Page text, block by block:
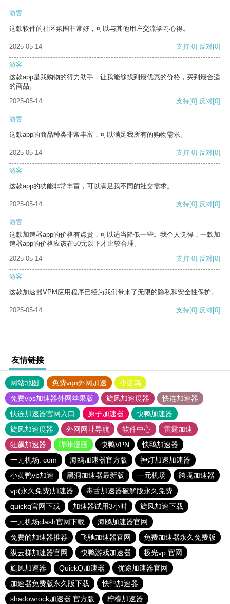
游客
这款软件的社区氛围非常好，可以与其他用户交流学习心得。
2025-05-14 支持[0] 反对[0]
游客
这款app是我购物的得力助手，让我能够找到最优惠的价格，买到最合适
的商品。
2025-05-14
支持[0] 反对[0]
游客
这款app的商品种类非常丰富，可以满足我所有的购物需求。
2025-05-14 支持[0] 反对[0]
游客
这款app的功能非常丰富，可以满足我不同的社交需求。
2025-05-14 支持[0] 反对[0]
游客
这款加速器app的价格有点贵，可以适当降低一些。我个人觉得，一款加
速器app的价格应该在50元以下才比较合理。
2025-05-14
支持[0] 反对[0]
游客
这款加速器VPM应用程序已经为我们带来了无限的隐私和安全性保护。
2025-05-14 支持[0] 反对[0]
友情链接
网站地图 免费vqn外网加速
小蓝鸟
免费vps加速器外网苹果版
旋风加速度器
快连加速器
快连加速器官网入口
原子加速器
快鸭加速器
旋风加速度器
外网网址导航 软件中心
雷霆加速
狂飙加速器
哔咔漫画 快鸭VPN
快鸭加速器
一元机场. com
海鸥加速器官方版
神灯加速加速器
小黄鸭vp加速
黑洞加速器最新版 一元机场
跨境加速器
vp(永久免费)加速器
毒舌加速器破解版永久免费
quickq官网下载
加速器试用3小时
旋风加速下载
一元机场clash官网下载
海鸥加速器官网
免费的加速器推荐
飞驰加速器官网
免费加速器永久免费版
纵云梯加速器官网
快鸭游戏加速器
极光vp 官网
旋风加速器
QuickQ加速器
优途加速器官网
加速器免费版永久版下载
快鸭加速器
shadowrock加速器 官方版
柠檬加速器